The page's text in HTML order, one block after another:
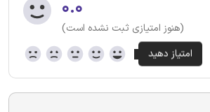
۰.۰
(هنوز امتیازی ثبت نشده است)